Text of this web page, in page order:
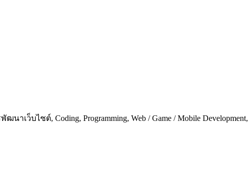
บไซต์, Coding, Programming, Web / Game / Mobile Development,